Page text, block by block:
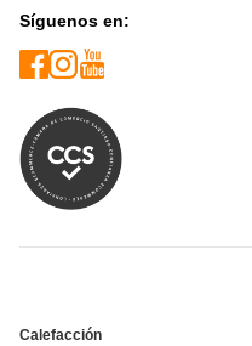
Síguenos en:
Calefacción